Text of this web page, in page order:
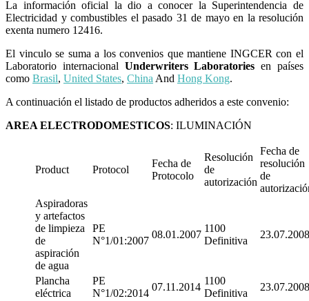
La información oficial la dio a conocer la Superintendencia de
Electricidad y combustibles el pasado 31 de mayo en la resolución
exenta numero 12416.
El vinculo se suma a los convenios que mantiene INGCER con el
Laboratorio internacional Underwriters Laboratoriesen países
como Brasil, United States, China And Hong Kong.
A continuación el listado de productos adheridos a este convenio:
AREA ELECTRODOMESTICOS: ILUMINACIÓN
Product Protocol
Fecha de
Protocolo
Resolución
de
autorización
Fecha de
resolución
de
Aspiradoras
y artefactos
de limpieza
de
aspiración
de agua
PE
N°1/01:2007
08.01.2007
1100
Definitiva
23.07.2008
Plancha
eléctrica
PE
N°1/02:2014
07.11.2014
1100
Definitiva
23.07.2008